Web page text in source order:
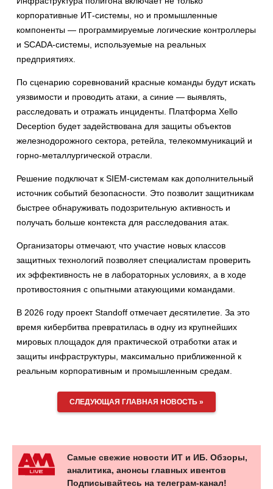
корпоративные ИТ-системы, но и промышленные
компоненты — программируемые логические контроллеры
и SCADA-системы, используемые на реальных
предприятиях.
По сценарию соревнований красные команды будут искать
уязвимости и проводить атаки, а синие — выявлять,
расследовать и отражать инциденты. Платформа Xello
Deception будет задействована для защиты объектов
железнодорожного сектора, ретейла, телекоммуникаций и
горно-металлургической отрасли.
Решение подключат к SIEM-системам как дополнительный
источник событий безопасности. Это позволит защитникам
быстрее обнаруживать подозрительную активность и
получать больше контекста для расследования атак.
Организаторы отмечают, что участие новых классов
защитных технологий позволяет специалистам проверить
их эффективность не в лабораторных условиях, а в ходе
противостояния с опытными атакующими командами.
В 2026 году проект Standoff отмечает десятилетие. За это
время кибербитва превратилась в одну из крупнейших
мировых площадок для практической отработки атак и
защиты инфраструктуры, максимально приближенной к
реальным корпоративным и промышленным средам.
СЛЕДУЮЩАЯ ГЛАВНАЯ НОВОСТЬ »
Самые свежие новости ИТ и ИБ. Обзоры,
аналитика, анонсы главных ивентов
Подписывайтесь на телеграм-канал!